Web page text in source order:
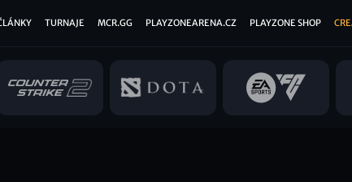
TURNAJE MCR.GG PLAYZONEARENA.CZ PLAYZONE SHOP